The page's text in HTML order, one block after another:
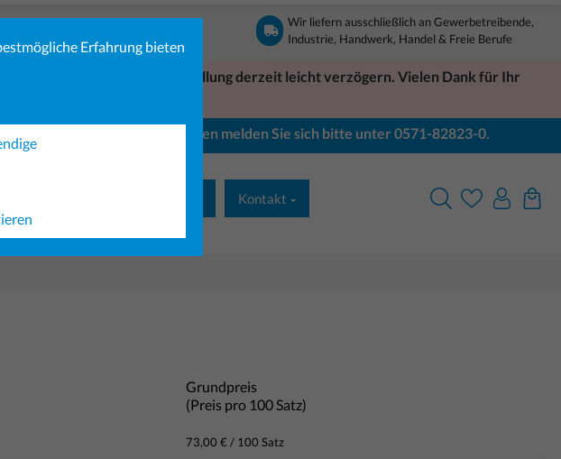
Wir liefern ausschließlich an Gewerbetreibende,
Industrie, Handwerk, Handel & Freie Berufe
die Bearbeitung Ihrer Bestellung derzeit leicht verzögern. Vielen Dank für Ihr
verfügbar. Bei Fragen melden Sie sich bitte unter 0571-82823-0.
Kontakt
Grundpreis
(Preis pro 100 Satz)
73,00 € / 100 Satz
Erfahrung bieten